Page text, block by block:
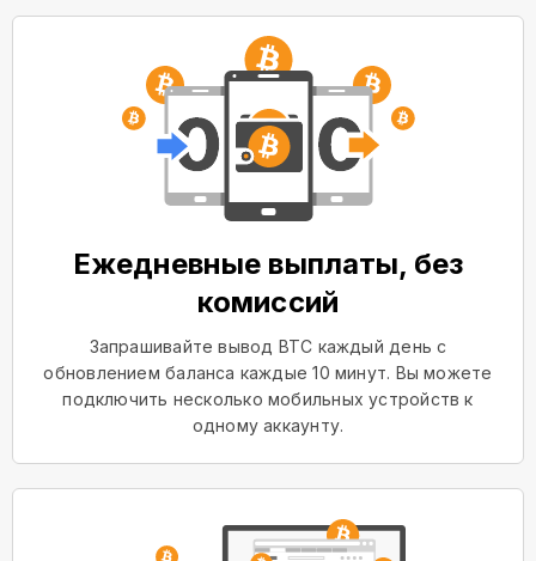
Ежедневные выплаты, без
комиссий
Запрашивайте вывод BTC каждый день с
обновлением баланса каждые 10 минут. Вы можете
подключить несколько мобильных устройств к
одному аккаунту.